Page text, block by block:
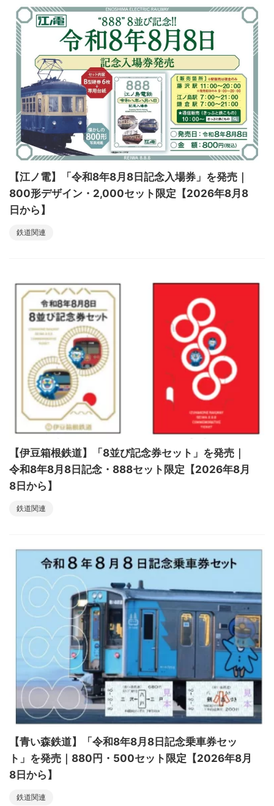
【江ノ電】「令和8年8月8日記念入場券」を発売｜
800形デザイン・2,000セット限定【2026年8月8
日から】
鉄道関連
【伊豆箱根鉄道】「8並び記念券セット」を発売｜
令和8年8月8日記念・888セット限定【2026年8月
8日から】
鉄道関連
【青い森鉄道】「令和8年8月8日記念乗車券セッ
ト」を発売｜880円・500セット限定【2026年8月
8日から】
鉄道関連